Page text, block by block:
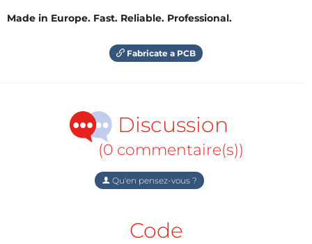
Made in Europe. Fast. Reliable. Professional.
Fabricate a PCB
Discussion
(0 commentaire(s))
Qu'en pensez-vous ?
Code